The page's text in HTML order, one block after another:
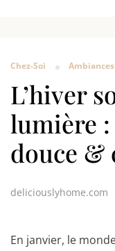
Chez-Soi
L’hiver
lumière
douce &
deliciouslyhome.com
En janvier, le